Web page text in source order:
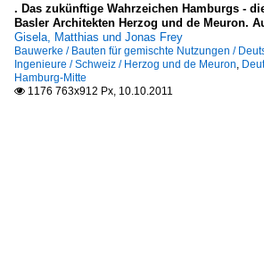
. Das zukünftige Wahrzeichen Hamburgs -
Basler Architekten Herzog und de Meuron.
Gisela, Matthias und Jonas Frey
Bauwerke / Bauten für gemischte Nutzungen /
Ingenieure / Schweiz / Herzog und de Meuron,
Hamburg-Mitte
 1176 763x912 Px, 10.10.2011